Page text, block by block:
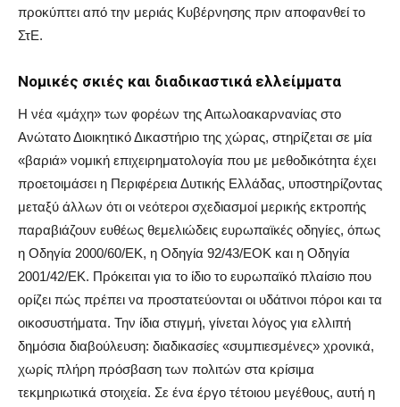
προκύπτει από την μεριάς Κυβέρνησης πριν αποφανθεί το
ΣτΕ.
Νομικές σκιές και διαδικαστικά ελλείμματα
Η νέα «μάχη» των φορέων της Αιτωλοακαρνανίας στο
Ανώτατο Διοικητικό Δικαστήριο της χώρας, στηρίζεται σε μία
«βαριά» νομική επιχειρηματολογία που με μεθοδικότητα έχει
προετοιμάσει η Περιφέρεια Δυτικής Ελλάδας, υποστηρίζοντας
μεταξύ άλλων ότι οι νεότεροι σχεδιασμοί μερικής εκτροπής
παραβιάζουν ευθέως θεμελιώδεις ευρωπαϊκές οδηγίες, όπως
η Οδηγία 2000/60/ΕΚ, η Οδηγία 92/43/ΕΟΚ και η Οδηγία
2001/42/ΕΚ. Πρόκειται για το ίδιο το ευρωπαϊκό πλαίσιο που
ορίζει πώς πρέπει να προστατεύονται οι υδάτινοι πόροι και τα
οικοσυστήματα. Την ίδια στιγμή, γίνεται λόγος για ελλιπή
δημόσια διαβούλευση: διαδικασίες «συμπιεσμένες» χρονικά,
χωρίς πλήρη πρόσβαση των πολιτών στα κρίσιμα
τεκμηριωτικά στοιχεία. Σε ένα έργο τέτοιου μεγέθους, αυτή η